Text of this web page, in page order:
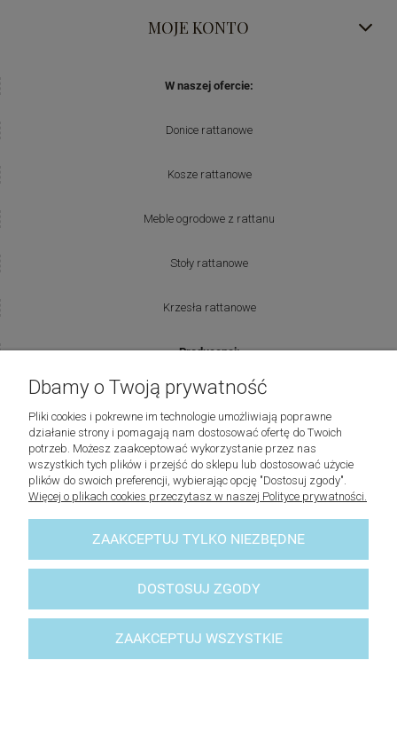
MOJE KONTO
W naszej ofercie:
Donice rattanowe
Kosze rattanowe
Meble ogrodowe z rattanu
Stoły rattanowe
Krzesła rattanowe
Producenci:
Lovely Baskets
Riviera Maison
Laboni
© 2023 - lovelybaskets -Sklep z akcesoriami do domu
Dbamy o Twoją prywatność
Pliki cookies i pokrewne im technologie umożliwiają poprawne
działanie strony i pomagają nam dostosować ofertę do Twoich
potrzeb. Możesz zaakceptować wykorzystanie przez nas
wszystkich tych plików i przejść do sklepu lub dostosować użycie
plików do swoich preferencji, wybierając opcję "Dostosuj zgody".
Więcej o plikach cookies przeczytasz w naszej Polityce prywatności.
ZAAKCEPTUJ TYLKO NIEZBĘDNE
DOSTOSUJ ZGODY
ZAAKCEPTUJ WSZYSTKIE